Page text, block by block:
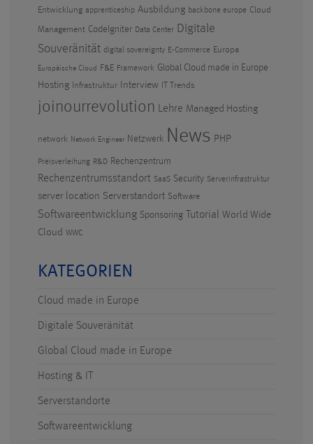
Entwicklung apprenticeship Ausbildung backbone europe Cloud
Management CodeIgniter Data Center Digitale
Souveränität digital sovereignty E-Commerce Europa
Europäische Cloud F&E Framework Global Cloud made in Europe
Hosting Infrastruktur Interview IT Trends
joinourrevolution Lehre Managed Hosting
network Network Engineer Netzwerk News PHP
Preisverleihung R&D Rechenzentrum
Rechenzentrumsstandort SaaS Security Serverinfrastruktur
server location Serverstandort Software
Softwareentwicklung Sponsoring Tutorial World Wide
Cloud WWC
KATEGORIEN
Cloud made in Europe
Digitale Souveränität
Global Cloud made in Europe
Hosting & IT
Serverstandorte
Softwareentwicklung